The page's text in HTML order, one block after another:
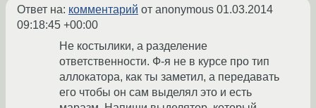
Ответ на: комментарий от anonymous 01.03.2014
09:18:45 +00:00
Не костылики, а разделение
ответственности. Ф-я не в курсе про тип
аллокатора, как ты заметил, а передавать
его чтобы он сам выделял это и есть